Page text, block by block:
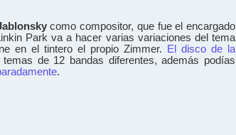
como compositor, que fue el encargado
Park va a hacer varias variaciones del tema
en el tintero el propio Zimmer.
El disco de la
temas de 12 bandas diferentes, además podías
.